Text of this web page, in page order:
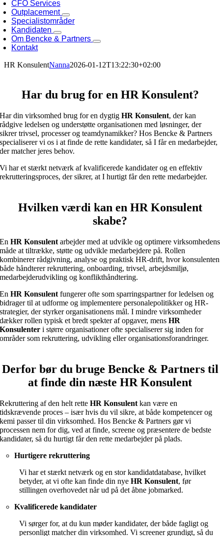
CFO Services
Outplacement
Specialistområder
Kandidaten
Om Bencke & Partners
Kontakt
HR KonsulentNanna2026-01-12T13:22:30+02:00
Har du brug for en HR Konsulent?
Har din virksomhed brug for en dygtigHR Konsulent, der kan
rådgive ledelsen og understøtte organisationen med løsninger, der
sikrer trivsel, processer og teamdynamikker? Hos Bencke & Partners
specialiserer vi os i at finde de rette kandidater, så I får en medarbejder,
der matcher jeres behov.
Vi har et stærkt netværk af kvalificerede kandidater og en effektiv
rekrutteringsproces, der sikrer, at I hurtigt får den rette medarbejder.
Hvilken værdi kan en HR Konsulent
skabe?
EnHR Konsulent arbejder med at udvikle og optimere virksomhedens
måde at tiltrække, støtte og udvikle medarbejdere på. Rollen
kombinerer rådgivning, analyse og praktisk HR-drift, hvor konsulenten
både håndterer rekruttering, onboarding, trivsel, arbejdsmiljø,
medarbejderudvikling og konflikthåndtering.
EnHR Konsulentfungerer ofte som sparringspartner for ledelsen og
bidrager til at udforme og implementere personalepolitikker og HR-
strategier, der styrker organisationens mål. I mindre virksomheder
dækker rollen typisk et bredt spekter af opgaver, mensHR
Konsulenter i større organisationer ofte specialiserer sig inden for
områder som rekruttering, udvikling eller organisationsforandringer.
Derfor bør du bruge Bencke & Partners til
at finde din næste HR Konsulent
Rekruttering af den helt retteHR Konsulentkan være en
tidskrævende proces – især hvis du vil sikre, at både kompetencer og
kemi passer til din virksomhed. Hos Bencke & Partners gør vi
processen nem for dig, ved at finde, screene og præsentere de bedste
kandidater, så du hurtigt får den rette medarbejder på plads.
Hurtigere rekruttering
Vi har et stærkt netværk og en stor kandidatdatabase, hvilket
betyder, at vi ofte kan finde din nyeHR Konsulent, før
stillingen overhovedet når ud på det åbne jobmarked.
Kvalificerede kandidater
Vi sørger for, at du kun møder kandidater, der både fagligt og
personligt matcher din virksomhed. Vi screener grundigt, så du